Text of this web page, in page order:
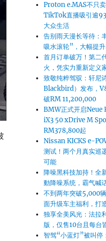
Proton e.MAS不只卖
TikTok直播吸引逾
大众生活
告别雨天漫长等待：
吸水滚轮”，大幅提
首月订单破万！第二
火，凭实力重新定义
致敬纯粹驾驭：轩尼
Blackbird）发布，
破RM 11,200,000
BMW正式开启Neue
iX3 50 xDrive M
RM378,800起
Nissan KICKS e-
测试！两个月真实巡
可能
降噪黑科技加持！全
動降噪系统，霸气喊
不到两年突破5,000
面升级车主福利，打
独享全美风光：法拉
版，仅售10台且每台
智驾“小蓝灯”被叫停